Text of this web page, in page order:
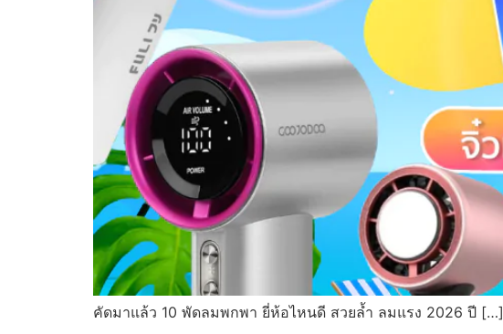
คัดมาแล้ว 10 พัดลมพกพา ยี่ห้อไหนดี สวยล้ำ ลมแรง 2026 ปี […]